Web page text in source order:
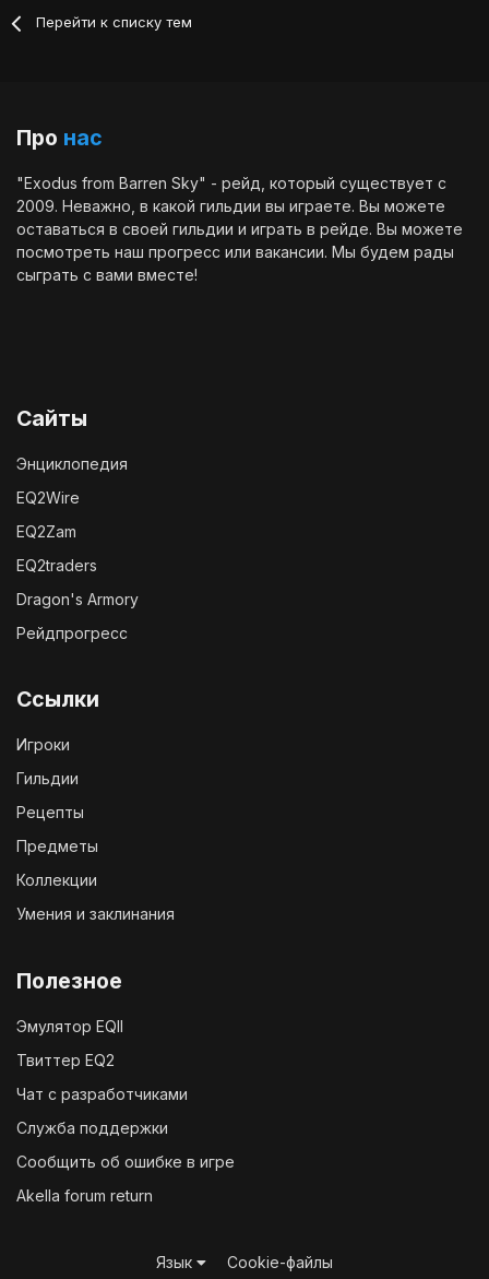
Перейти к списку тем
Про нас
"Exodus from Barren Sky" - рейд, который существует с
2009. Неважно, в какой гильдии вы играете. Вы можете
оставаться в своей гильдии и играть в рейде. Вы можете
посмотреть наш прогресс или вакансии. Мы будем рады
сыграть с вами вместе!
Сайты
Энциклопедия
EQ2Wire
EQ2Zam
EQ2traders
Dragon's Armory
Рейдпрогресс
Ссылки
Игроки
Гильдии
Рецепты
Предметы
Коллекции
Умения и заклинания
Полезное
Эмулятор EQII
Твиттер EQ2
Чат с разработчиками
Служба поддержки
Сообщить об ошибке в игре
Akella forum return
Язык Cookie-файлы